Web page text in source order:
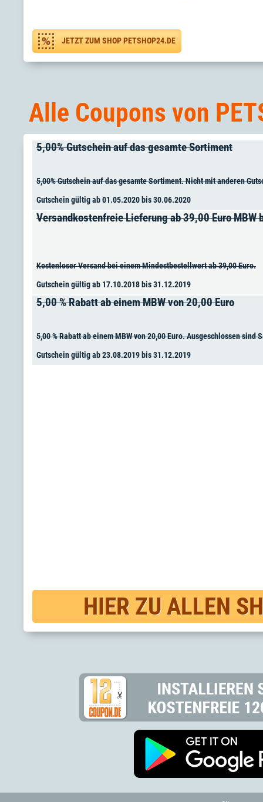
JETZT ZUM SHOP PETSHOP24.DE
Alle Coupons von
5,00% Gutschein auf das gesamte Sortiment
5,00% Gutschein auf das gesamte Sortiment. Nicht mit anderen
Gutschein gültig ab 01.05.2020 bis 30.06.2020
Versandkostenfreie Lieferung ab 39,00 Euro MBW
Kostenloser Versand bei einem Mindestbestellwert ab 39,00 Euro.
Gutschein gültig ab 17.10.2018 bis 31.12.2019
5,00 % Rabatt ab einem MBW von 20,00 Euro
5,00 % Rabatt ab einem MBW von 20,00 Euro. Ausgeschlossen sind
Gutschein gültig ab 23.08.2019 bis 31.12.2019
HIER ZU ALLEN